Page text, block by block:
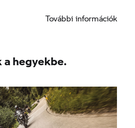
További információk
a hegyekbe.